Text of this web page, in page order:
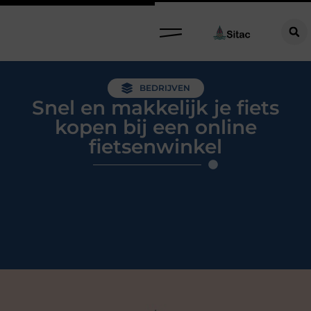
BEDRIJVEN
Snel en makkelijk je fiets
kopen bij een online
fietsenwinkel